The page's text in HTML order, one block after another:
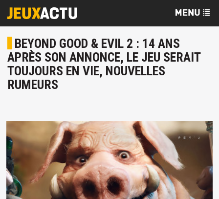
BEYOND GOOD & EVIL 2 : 14 ANS
APRÈS SON ANNONCE, LE JEU SERAIT
TOUJOURS EN VIE, NOUVELLES
RUMEURS